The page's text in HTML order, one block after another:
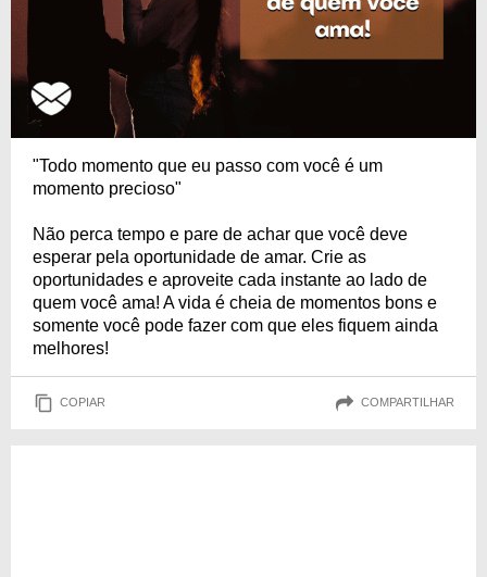
"Todo momento que eu passo com você é um
momento precioso"
Não perca tempo e pare de achar que você deve
esperar pela oportunidade de amar. Crie as
oportunidades e aproveite cada instante ao lado de
quem você ama! A vida é cheia de momentos bons e
somente você pode fazer com que eles fiquem ainda
melhores!
COPIAR COMPARTILHAR